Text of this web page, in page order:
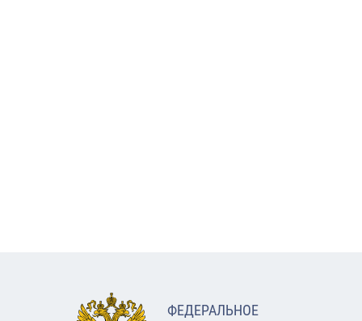
ФЕДЕРАЛЬНОЕ